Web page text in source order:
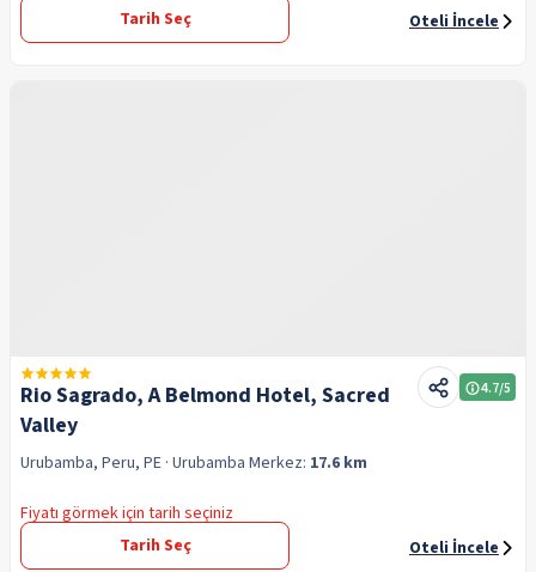
Tarih Seç
Oteli İncele
Rio Sagrado, A Belmond Hotel, Sacred
Valley
4.7/5
Urubamba, Peru, PE · Urubamba Merkez: 17.6 km
Fiyatı görmek için tarih seçiniz
Tarih Seç
Oteli İncele